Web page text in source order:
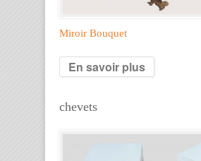
Miroir Bouquet
En savoir plus
chevets